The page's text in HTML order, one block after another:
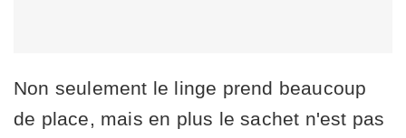
Non seulement le linge prend beaucoup
de place, mais en plus le sachet n'est pas